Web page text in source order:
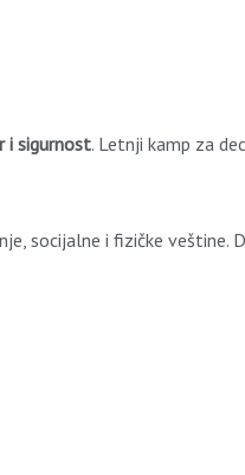
i sigurnost. Letnji kamp za
socijalne i fizičke veštine.